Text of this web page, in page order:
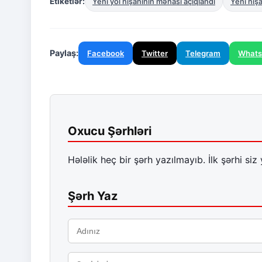
Paylaş: Facebook Twitter Telegram
Oxucu Şərhləri
Hələlik heç bir şərh yazılmayıb. İlk şərhi siz
Şərh Yaz